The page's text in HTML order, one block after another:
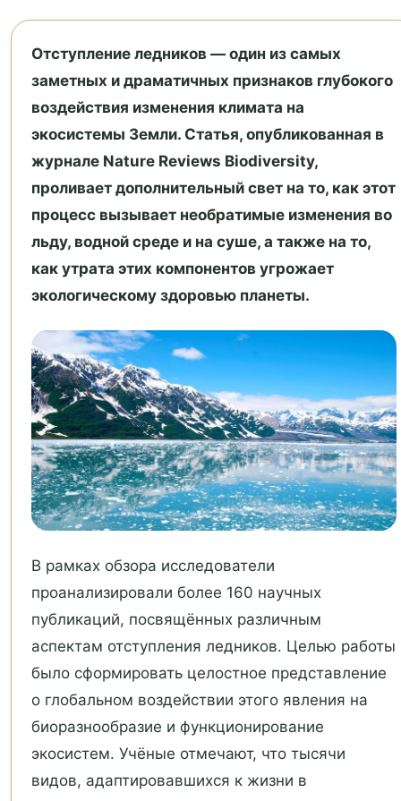
Отступление ледников — один из самых
заметных и драматичных признаков глубокого
воздействия изменения климата на
экосистемы Земли. Статья, опубликованная в
журнале Nature Reviews Biodiversity,
проливает дополнительный свет на то, как этот
процесс вызывает необратимые изменения во
льду, водной среде и на суше, а также на то,
как утрата этих компонентов угрожает
экологическому здоровью планеты.
В рамках обзора исследователи
проанализировали более 160 научных
публикаций, посвящённых различным
аспектам отступления ледников. Целью работы
было сформировать целостное представление
о глобальном воздействии этого явления на
биоразнообразие и функционирование
экосистем. Учёные отмечают, что тысячи
видов, адаптировавшихся к жизни в